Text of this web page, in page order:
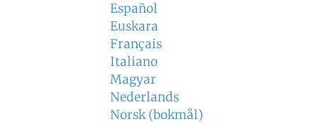
Español
Euskara
Français
Italiano
Magyar
Nederlands
Norsk (bokmål)